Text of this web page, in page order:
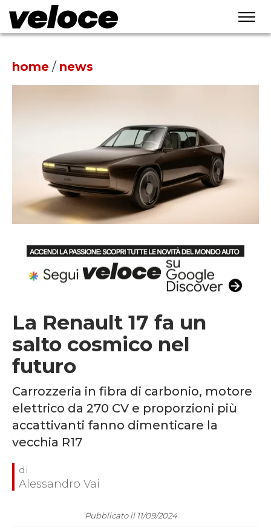
home / news
La Renault 17 fa un
salto cosmico nel
futuro
Carrozzeria in fibra di carbonio, motore
elettrico da 270 CV e proporzioni più
accattivanti fanno dimenticare la
vecchia R17
Alessandro Vai
Pubblicato il 11/09/2024